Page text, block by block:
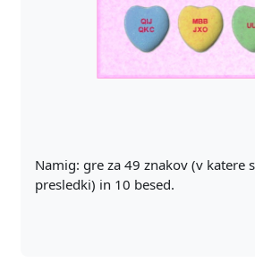
Namig: gre za 49 znakov (v katere
presledki) in 10 besed.